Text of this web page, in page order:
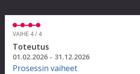
VAIHE 4 / 4
Toteutus
01.02.2026 - 31.12.2026
Prosessin vaiheet